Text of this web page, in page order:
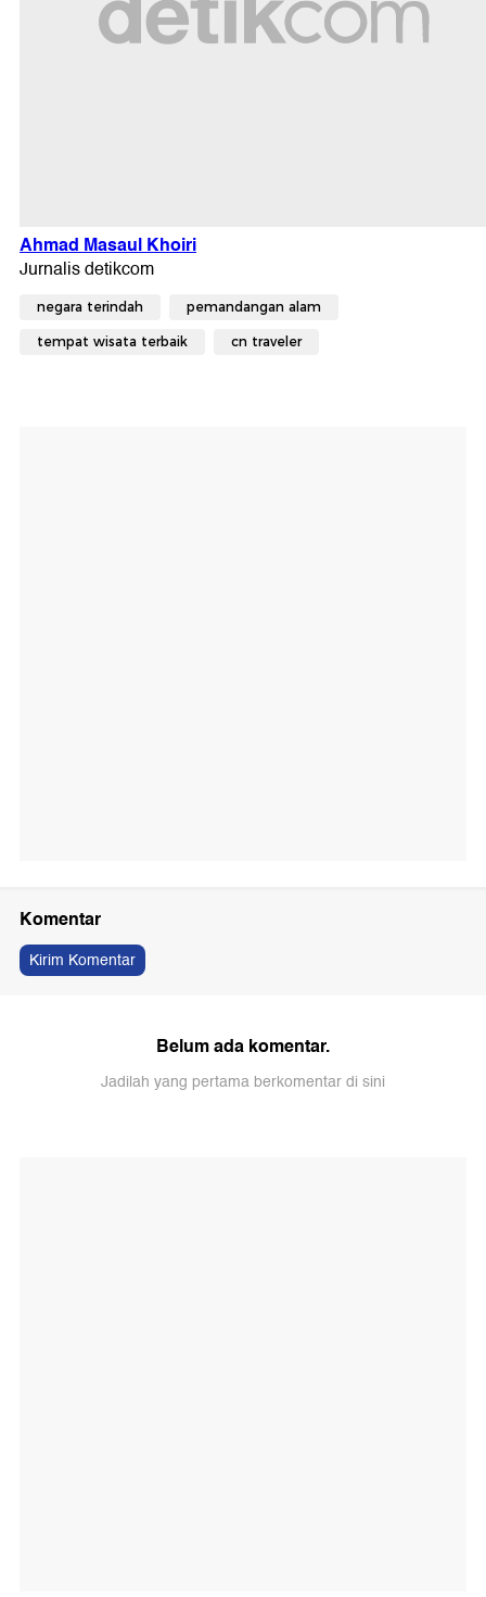
negara terindah pemandangan alam
tempat wisata terbaik cn traveler
Komentar
Kirim Komentar
Belum ada komentar.
Jadilah yang pertama berkomentar di sini